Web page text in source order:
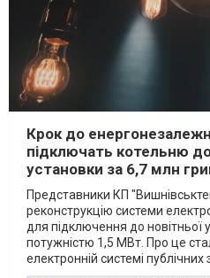
Крок до
підключать котельню до
установки за 6,7 млн
Представники КП
реконструкцію системи
для підключення до
потужністю 1,5 МВт. Про це
електронній системі публічних